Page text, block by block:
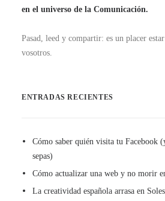
en el universo de la Comunicación.
Pasad, leed y compartir: es un placer
vosotros.
ENTRADAS RECIENTES
Cómo saber quién visita tu Facebook
sepas)
Cómo actualizar una web y no morir
La creatividad española arrasa en Soles